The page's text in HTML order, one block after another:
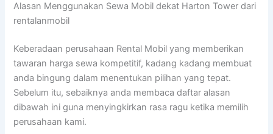
Alasan Menggunakan Sewa Mobil dekat Harton Tower dari
rentalanmobil
Keberadaan perusahaan Rental Mobil yang memberikan
tawaran harga sewa kompetitif, kadang kadang membuat
anda bingung dalam menentukan pilihan yang tepat.
Sebelum itu, sebaiknya anda membaca daftar alasan
dibawah ini guna menyingkirkan rasa ragu ketika memilih
perusahaan kami.